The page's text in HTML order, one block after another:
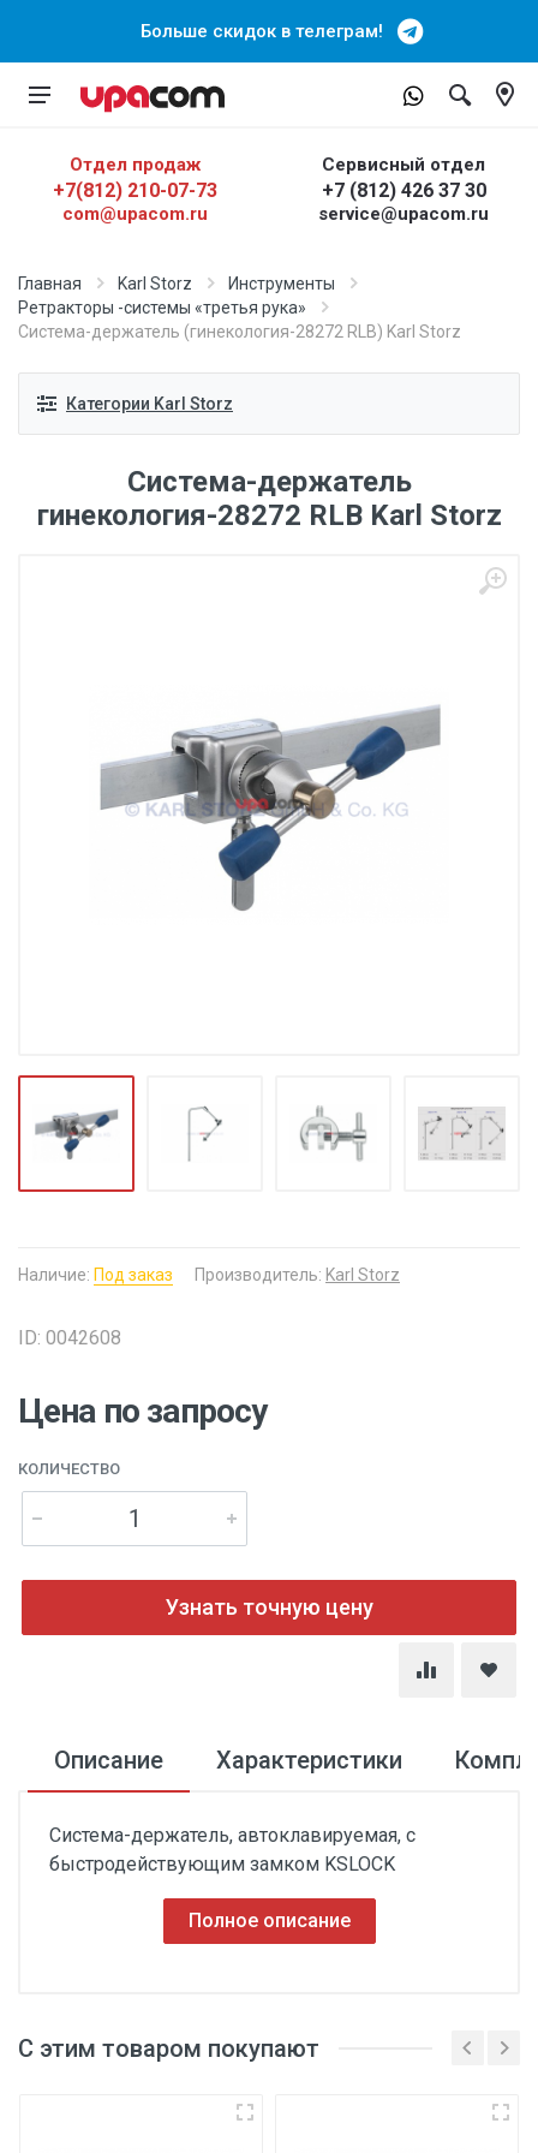
Больше скидок в телеграм!
Отдел продаж
+7(812) 210-07-73
com@upacom.ru
Сервисный отдел
+7 (812) 426 37 30
service@upacom.ru
Главная Karl Storz
Инструменты
Ретракторы -системы «третья рука»
Система-держатель (гинекология-28272 RLB) Karl Storz
Категории Karl Storz
Система-держатель
гинекология-28272 RLB Karl Storz
Наличие: Под заказ Производитель: Karl Storz
ID: 0042608
Цена по запросу
КОЛИЧЕСТВО
Узнать точную цену
Описание Характеристики
Система-держатель, автоклавируемая, с
быстродействующим замком KSLOCK
Полное описание
С этим товаром покупают